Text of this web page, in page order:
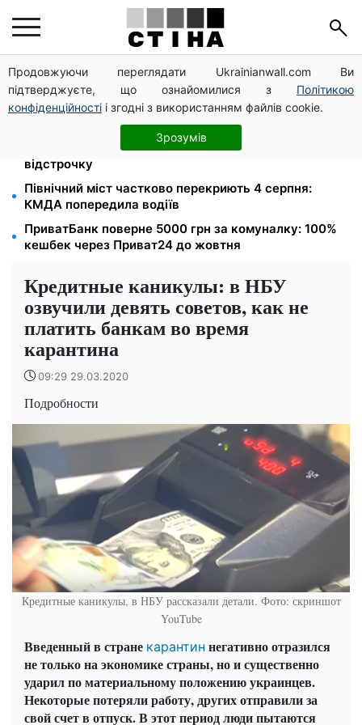
Продовжуючи переглядати Ukrainianwall.com Ви
підтверджуєте, що ознайомилися з Політикою
конфіденційності і згодні з використанням файлів cookie.
Зрозумів
ПФУ та Мінветеранів затвердили Порядок
взаємодії: єдиний алгоритм для фахівців супроводу
ветеранів
Чоловіків із трьома дітьми хочуть мобілізувати:
петиція пропонує скасувати автоматичну
відстрочку
Північний міст частково перекриють 4 серпня:
КМДА попередила водіїв
ПриватБанк поверне 5000 грн за комуналку: 100%
кешбек через Приват24 до жовтня
Кредитные каникулы: в НБУ
озвучили девять советов, как не
платить банкам во время
карантина
09:29 29.03.2020
Подробности
Кредитные каникулы, в НБУ рассказали детали. Фото: скриншот
YouTube
Введенный в стране карантин негативно отразился
не только на экономике страны, но и существенно
ударил по материальному положению украинцев.
Некоторые потеряли работу, других отправили за
свой счет в отпуск. В этот период люди пытаются